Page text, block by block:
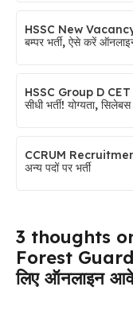
HSSC New Vacancy
बम्पर भर्ती, ऐसे करें
HSSC Group D CET
सीधी भर्ती! योग्यता,
CCRUM
अन्य पदों पर भर्ती
3 thoughts
Forest
लिए ऑनलाइन